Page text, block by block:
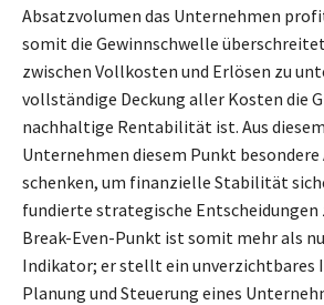
Absatzvolumen das Unternehmen
somit die Gewinnschwelle
zwischen Vollkosten und Erlösen zu
vollständige Deckung aller Kosten die
nachhaltige Rentabilität ist. Aus
Unternehmen diesem Punkt
schenken, um finanzielle Stabilität
fundierte strategische Entscheidungen
Break-Even-Punkt ist somit mehr als
Indikator; er stellt ein unverzichtbares
Planung und Steuerung eines